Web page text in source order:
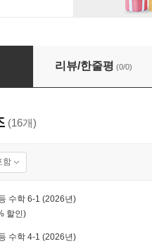
수학 3-1 (2026년)
리뷰/한줄평 (0/0)
(16개)
함
수학 6-1 (2026년)
할인)
수학 4-1 (2026년)